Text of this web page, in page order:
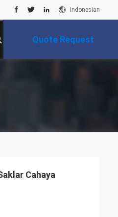
Indonesian
Quote Request
Cahaya